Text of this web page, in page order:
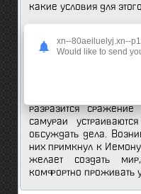
какие условия для
монаха с собой
направляются в
Мацуки не
разразится
самураи
обсуждать дела.
них примкнул к
желает создать
комфортно проживать
xn--80aeiluelyj.xn--
Would like to send